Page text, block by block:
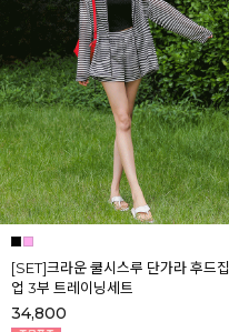
[SET]크라운 쿨시스루 단가라 후드집
업 3부 트레이닝세트
34,800